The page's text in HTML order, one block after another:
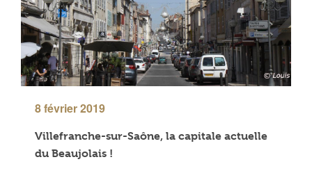
8 février 2019
Villefranche-sur-Saône, la capitale actuelle
du Beaujolais !